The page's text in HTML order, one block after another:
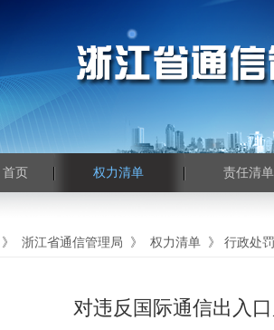
首页 权力清单 责任清单
》 浙江省通信管理局 》 权力清单 》 行政处罚
对违反国际通信出入